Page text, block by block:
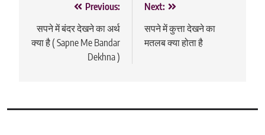
navigation
Previous:
सपने में बंदर देखने का अर्थ
क्या है ( Sapne Me Bandar
Dekhna )
Next:
सपने में कुत्ता देखने का
मतलब क्या होता है